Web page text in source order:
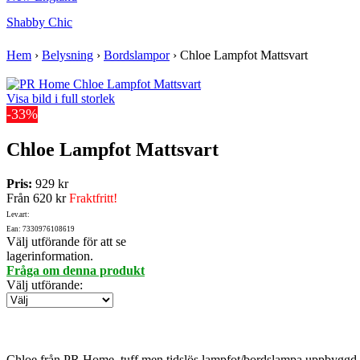
Shabby Chic
Hem › Belysning › Bordslampor› Chloe Lampfot Mattsvart
Visa bild i full storlek
-33%
Chloe Lampfot Mattsvart
Pris: 929 kr
Från 620 krFraktfritt!
Lev.art:
Ean: 7330976108619
Välj utförande för att se
lagerinformation.
Fråga om denna produkt
Välj utförande: